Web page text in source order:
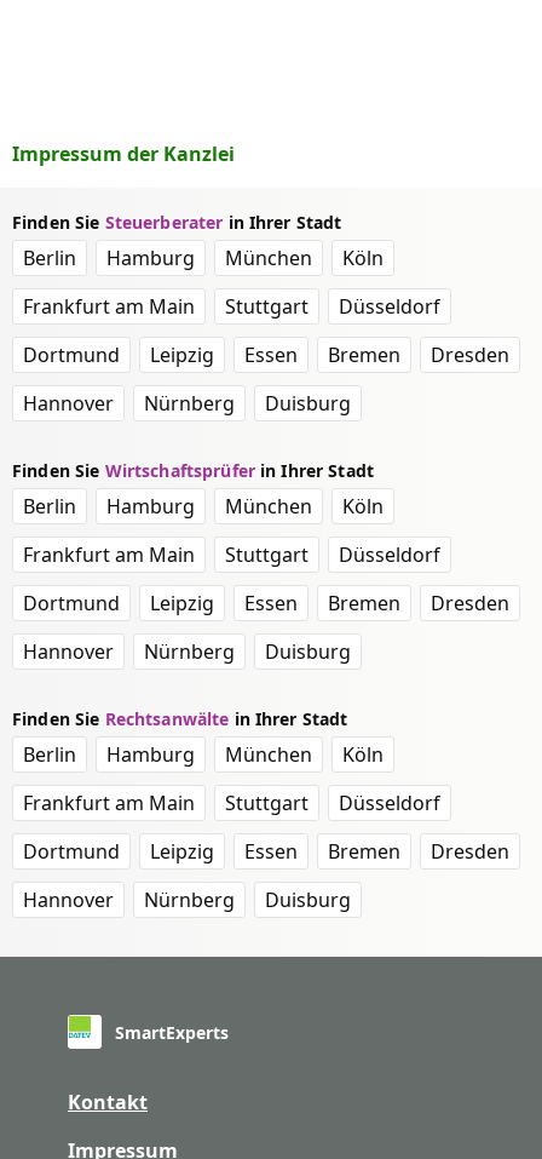
Impressum der Kanzlei
Finden Sie Steuerberater in Ihrer Stadt
Berlin Hamburg München
Köln
Frankfurt am Main
Stuttgart
Düsseldorf
Dortmund
Leipzig Essen Bremen
Dresden
Hannover
Nürnberg Duisburg
Finden Sie Wirtschaftsprüferin Ihrer Stadt
Berlin Hamburg München
Köln
Frankfurt am Main
Stuttgart
Düsseldorf
Dortmund
Leipzig Essen Bremen
Dresden
Hannover
Nürnberg Duisburg
Finden Sie Rechtsanwälte in Ihrer Stadt
Berlin Hamburg München
Köln
Frankfurt am Main
Stuttgart
Düsseldorf
Dortmund
Leipzig Essen Bremen
Dresden
Hannover
Nürnberg Duisburg
SmartExperts
Kontakt
Impressum